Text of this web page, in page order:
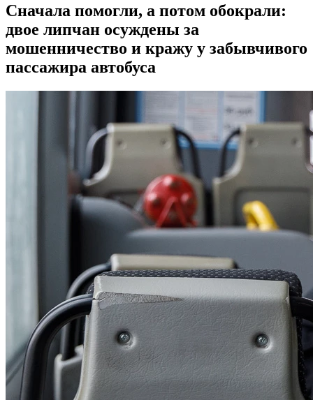
Сначала помогли, а потом обокрали:
двое липчан осуждены за
мошенничество и кражу у забывчивого
пассажира автобуса